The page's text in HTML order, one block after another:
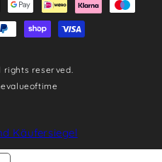
rights reserved.